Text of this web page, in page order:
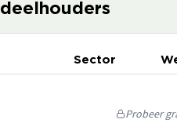
Sector
Probeer